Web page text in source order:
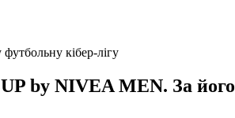
by NIVEA MEN. За